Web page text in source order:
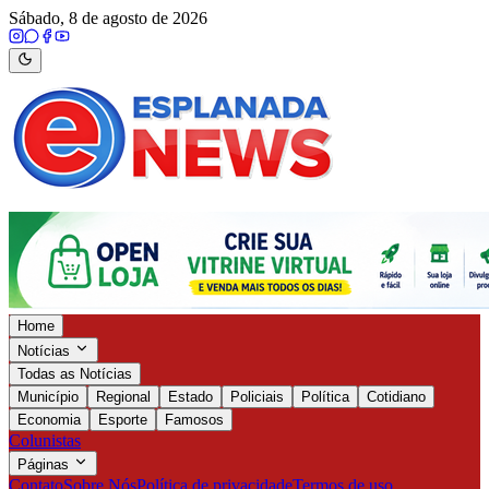
Sábado, 8 de agosto de 2026
Home
Notícias
Todas as Notícias
Município
Regional Estado Policiais Política
Cotidiano
Economia
Esporte Famosos
Colunistas
Páginas
ContatoSobre NósPolítica de privacidadeTermos de uso